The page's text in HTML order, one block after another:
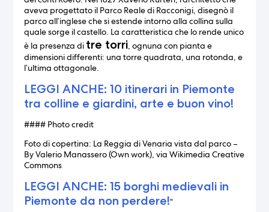
aveva progettato il Parco Reale di Racconigi, disegnò il
parco all’inglese che si estende intorno alla collina sulla
quale sorge il castello. La caratteristica che lo rende unico
è la presenza di tre torri, ognuna con pianta e
dimensioni differenti: una torre quadrata, una rotonda, e
l’ultima ottagonale.
LEGGI ANCHE: 10 itinerari in Piemonte
tra colline e giardini, arte e buon vino!
#### Photo credit
Foto di copertina: La Reggia di Venaria vista dal parco –
By Valerio Manassero (Own work), via Wikimedia Creative
Commons
LEGGI ANCHE: 15 borghi medievali in
Piemonte da non perdere!“